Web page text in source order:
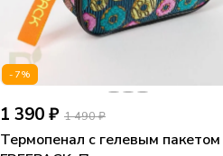
-7%
1 390 ₽ 1 490 ₽
Термопенал с гелевым пакетом